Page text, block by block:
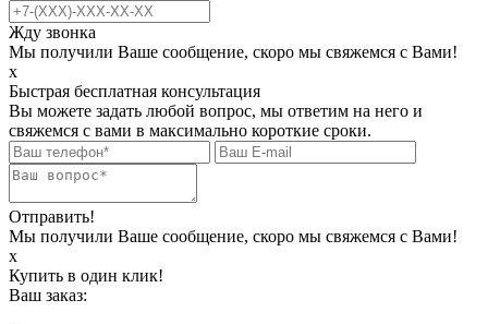
Жду звонка
Мы получили Ваше сообщение, скоро мы свяжемся с Вами!
х
Быстрая бесплатная консультация
Вы можете задать любой вопрос, мы ответим на него и
свяжемся с вами в максимально короткие сроки.
Отправить!
Мы получили Ваше сообщение, скоро мы свяжемся с Вами!
х
Купить в один клик!
Ваш заказ: